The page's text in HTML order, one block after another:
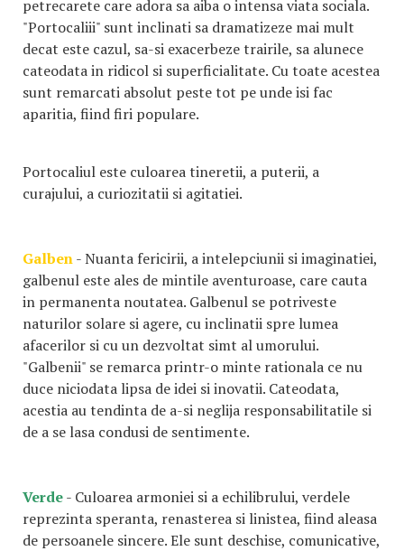
petrecarete care adora sa aiba o intensa viata sociala.
"Portocaliii" sunt inclinati sa dramatizeze mai mult
decat este cazul, sa-si exacerbeze trairile, sa alunece
cateodata in ridicol si superficialitate. Cu toate acestea
sunt remarcati absolut peste tot pe unde isi fac
aparitia, fiind firi populare.
Portocaliul este culoarea tineretii, a puterii, a
curajului, a curiozitatii si agitatiei.
Galben- Nuanta fericirii, a intelepciunii si imaginatiei,
galbenul este ales de mintile aventuroase, care cauta
in permanenta noutatea. Galbenul se potriveste
naturilor solare si agere, cu inclinatii spre lumea
afacerilor si cu un dezvoltat simt al umorului.
"Galbenii" se remarca printr-o minte rationala ce nu
duce niciodata lipsa de idei si inovatii. Cateodata,
acestia au tendinta de a-si neglija responsabilitatile si
de a se lasa condusi de sentimente.
Verde- Culoarea armoniei si a echilibrului, verdele
reprezinta speranta, renasterea si linistea, fiind aleasa
de persoanele sincere. Ele sunt deschise, comunicative,